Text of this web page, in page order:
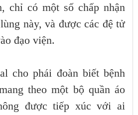
chỉ có một số chấp nhận
này, và được các đệ tử
đạo viện.
phái đoàn biết bệnh
theo một bộ quần áo
được tiếp xúc với ai